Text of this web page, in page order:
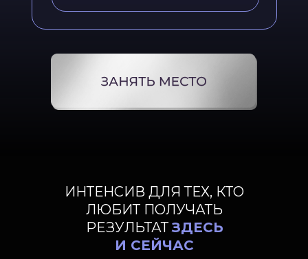
ИНТЕНСИВ ДЛЯ ТЕХ, КТО
ЛЮБИТ ПОЛУЧАТЬ
РЕЗУЛЬТАТЗДЕСЬ
И СЕЙЧАС